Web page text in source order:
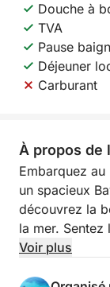
Douche à
TVA
Pause
Déjeuner
Carburant
À propos de
Embarquez
un spacieux
découvrez la
la mer. Sentez
et la liberté
Voir plus